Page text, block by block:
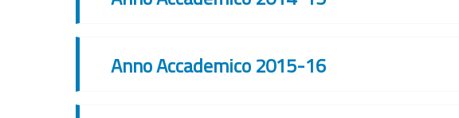
Anno Accademico 2015-16